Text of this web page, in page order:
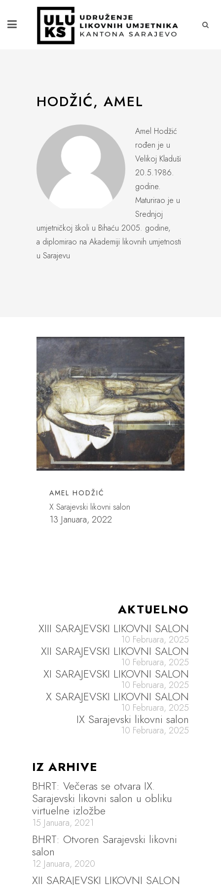
HODŽIĆ, AMEL
Amel Hodžić
rođen je u
Velikoj Kladuši
20.5.1986.
godine.
Maturirao je u
Srednjoj
umjetničkoj školi u Bihaću 2005. godine,
a diplomirao na Akademiji likovnih umjetnosti
u Sarajevu
AMEL HODŽIĆ
X Sarajevski likovni salon
13 Januara, 2022
AKTUELNO
XIII SARAJEVSKI LIKOVNI SALON
10 Februara, 2025
XII SARAJEVSKI LIKOVNI SALON
10 Februara, 2025
XI SARAJEVSKI LIKOVNI SALON
10 Februara, 2025
X SARAJEVSKI LIKOVNI SALON
10 Februara, 2025
IX Sarajevski likovni salon
10 Februara, 2025
IZ ARHIVE
BHRT: Večeras se otvara IX.
Sarajevski likovni salon u obliku
virtuelne izložbe
15 Januara, 2021
BHRT: Otvoren Sarajevski likovni
salon
12 Januara, 2020
XII SARAJEVSKI LIKOVNI SALON